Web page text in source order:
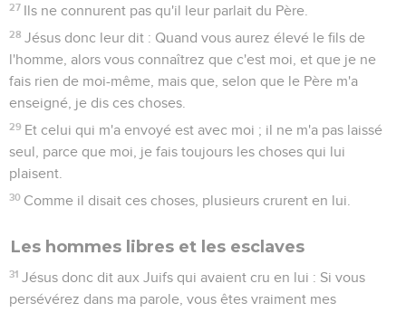
27 Ils ne connurent pas qu'il leur parlait du Père.
28 Jésus donc leur dit : Quand vous aurez élevé le fils de
l'homme, alors vous connaîtrez que c'est moi, et que je ne
fais rien de moi-même, mais que, selon que le Père m'a
enseigné, je dis ces choses.
29 Et celui qui m'a envoyé est avec moi ; il ne m'a pas laissé
seul, parce que moi, je fais toujours les choses qui lui
plaisent.
30 Comme il disait ces choses, plusieurs crurent en lui.
Les hommes libres et les esclaves
31 Jésus donc dit aux Juifs qui avaient cru en lui : Si vous
persévérez dans ma parole, vous êtes vraiment mes